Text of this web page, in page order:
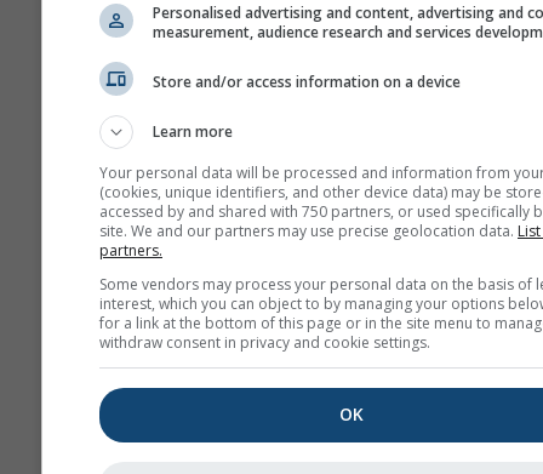
Ulteriori dati meteo
Mappe
Personalised advertising and content, advertising and
measurement, audience research and services
Store and/or access information on a device
Learn more
Your personal data will be processed and information from
(cookies, unique identifiers, and other device data) may be
accessed by and shared with 750 partners, or used specifically
site. We and our partners may use precise geolocation data.
partners.
Some vendors may process your personal data on the basis of
interest, which you can object to by managing your options
for a link at the bottom of this page or in the site menu to
withdraw consent in privacy and cookie settings.
OK